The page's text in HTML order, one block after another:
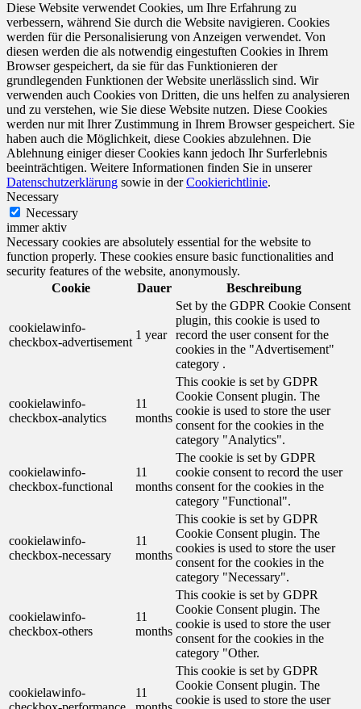
Diese Website verwendet Cookies, um Ihre Erfahrung zu
verbessern, während Sie durch die Website navigieren. Cookies
werden für die Personalisierung von Anzeigen verwendet. Von
diesen werden die als notwendig eingestuften Cookies in Ihrem
Browser gespeichert, da sie für das Funktionieren der
grundlegenden Funktionen der Website unerlässlich sind. Wir
verwenden auch Cookies von Dritten, die uns helfen zu analysieren
und zu verstehen, wie Sie diese Website nutzen. Diese Cookies
werden nur mit Ihrer Zustimmung in Ihrem Browser gespeichert. Sie
haben auch die Möglichkeit, diese Cookies abzulehnen. Die
Ablehnung einiger dieser Cookies kann jedoch Ihr Surferlebnis
beeinträchtigen. Weitere Informationen finden Sie in unserer
Datenschutzerklärung sowie in derCookierichtlinie.
Necessary
Necessary
immer aktiv
Necessary cookies are absolutely essential for the website to
function properly. These cookies ensure basic functionalities and
security features of the website, anonymously.
Cookie
Dauer Beschreibung
cookielawinfo-
checkbox-advertisement
1 year
Set by the GDPR Cookie Consent
plugin, this cookie is used to
record the user consent for the
cookies in the "Advertisement"
category .
cookielawinfo-
checkbox-analytics
11
months
This cookie is set by GDPR
Cookie Consent plugin. The
cookie is used to store the user
consent for the cookies in the
category "Analytics".
cookielawinfo-
checkbox-functional
11
months
The cookie is set by GDPR
cookie consent to record the user
consent for the cookies in the
category "Functional".
cookielawinfo-
checkbox-necessary
11
months
This cookie is set by GDPR
Cookie Consent plugin. The
cookies is used to store the user
consent for the cookies in the
category "Necessary".
cookielawinfo-
checkbox-others
11
months
This cookie is set by GDPR
Cookie Consent plugin. The
cookie is used to store the user
consent for the cookies in the
category "Other.
cookielawinfo-
11
This cookie is set by GDPR
Cookie Consent plugin. The
cookie is used to store the user